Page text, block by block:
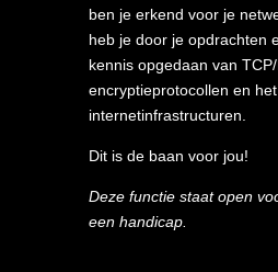
ben je erkend voor je
heb je door je opdrachten
kennis opgedaan van TCP/
encryptieprotocollen en
internetinfrastructuren.
Dit is de baan voor jou!
Deze functie staat open
een handicap.